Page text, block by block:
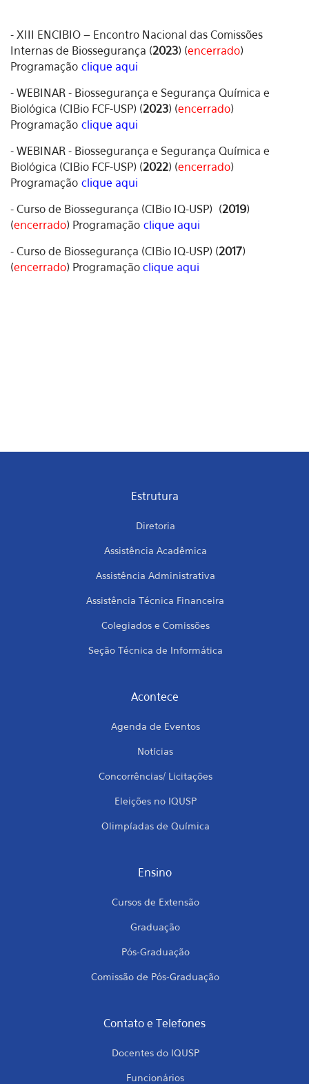
- XIII ENCIBIO – Encontro Nacional das Comissões
Internas de Biossegurança (2023) (encerrado)
Programação clique aqui
- WEBINAR - Biossegurança e Segurança Química e
Biológica (CIBio FCF-USP) (2023) (encerrado)
Programação clique aqui
- WEBINAR - Biossegurança e Segurança Química e
Biológica (CIBio FCF-USP) (2022) (encerrado)
Programação clique aqui
- Curso de Biossegurança (CIBio IQ-USP) (2019)
(encerrado) Programação clique aqui
- Curso de Biossegurança (CIBio IQ-USP) (2017)
(encerrado) Programação clique aqui
Estrutura
Diretoria
Assistência Acadêmica
Assistência Administrativa
Assistência Técnica Financeira
Colegiados e Comissões
Seção Técnica de Informática
Acontece
Agenda de Eventos
Notícias
Concorrências/ Licitações
Eleições no IQUSP
Olimpíadas de Química
Ensino
Cursos de Extensão
Graduação
Pós-Graduação
Comissão de Pós-Graduação
Contato e Telefones
Docentes do IQUSP
Funcionários